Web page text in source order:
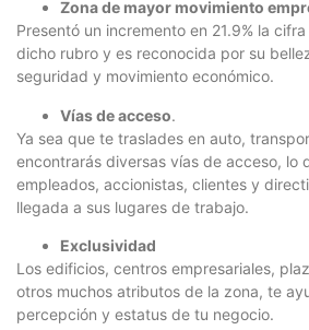
Zona de mayor movimiento
Presentó un incremento en 21.9% la
dicho rubro y es reconocida por su
seguridad y movimiento económico.
Vías de acceso.
Ya sea que te traslades en auto,
encontrarás diversas vías de acceso, lo
empleados, accionistas, clientes y
llegada a sus lugares de trabajo.
Exclusividad
Los edificios, centros empresariales,
otros muchos atributos de la zona, te
percepción y estatus de tu negocio.